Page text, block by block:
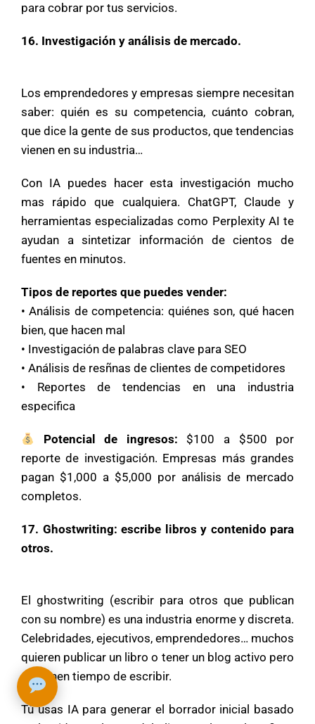
para cobrar por tus servicios.
16. Investigación y análisis de mercado.
Los emprendedores y empresas siempre necesitan
saber: quién es su competencia, cuánto cobran,
que dice la gente de sus productos, que tendencias
vienen en su industria…
Con IA puedes hacer esta investigación mucho
mas rápido que cualquiera. ChatGPT, Claude y
herramientas especializadas como Perplexity AI te
ayudan a sintetizar información de cientos de
fuentes en minutos.
Tipos de reportes que puedes vender:
• Análisis de competencia: quiénes son, qué hacen
bien, que hacen mal
• Investigación de palabras clave para SEO
• Análisis de resñnas de clientes de competidores
• Reportes de tendencias en una industria
especifica
Potencial de ingresos: $100 a $500 por
reporte de investigación. Empresas más grandes
pagan $1,000 a $5,000 por análisis de mercado
completos.
17. Ghostwriting: escribe libros y contenido para
otros.
El ghostwriting (escribir para otros que publican
con su nombre) es una industria enorme y discreta.
Celebridades, ejecutivos, emprendedores… muchos
quieren publicar un libro o tener un blog activo pero
no tienen tiempo de escribir.
Tú usas IA para generar el borrador inicial basado
Mary
En línea
¡Hola!
Soy Mary tu asistente virtual.
¿Quieres que te ayude a crear un
➤